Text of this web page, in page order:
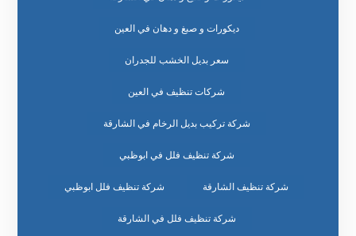
ديكورات و صبغ و دهان في العين
سعر بديل الخشب للجدران
شركات تنظيف في العين
شركة تركيب بديل الرخام في الشارقة
شركة تنظيف فلل في ابوظبي
شركة تنظيف الشارقة شركة تنظيف فلل ابوظبي
شركة تنظيف فلل في الشارقة